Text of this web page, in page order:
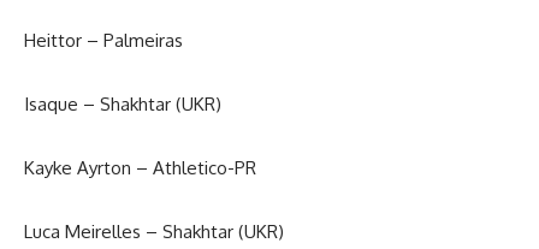
Heittor – Palmeiras
Isaque – Shakhtar (UKR)
Kayke Ayrton – Athletico-PR
Luca Meirelles – Shakhtar (UKR)